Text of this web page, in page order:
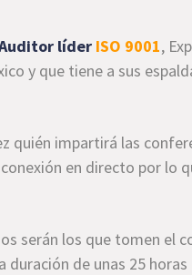
líder ISO 9001,
y que tiene a sus
quién impartirá las
en directo por lo
serán los que tomen el
de unas 25